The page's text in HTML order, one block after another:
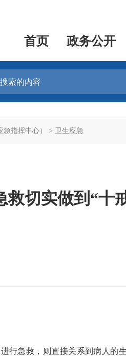
首页 政务公开
指挥中心） > 卫生应急
救切实做到“十
行急救，则直接关系到病人的